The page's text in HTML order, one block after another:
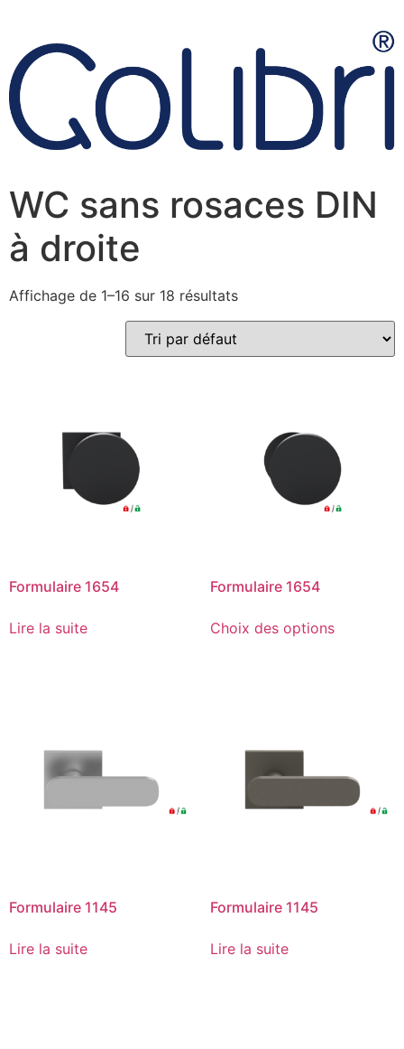
WC sans rosaces DIN
à droite
Affichage de 1–16 sur 18 résultats
Formulaire 1654
Lire la suite
Formulaire 1654
Choix des options
Formulaire 1145
Lire la suite
Formulaire 1145
Lire la suite